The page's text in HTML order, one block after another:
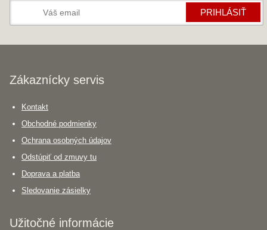
PRIHLÁSIŤ
Zákaznícky servis
Kontakt
Obchodné podmienky
Ochrana osobných údajov
Odstúpiť od zmuvy tu
Doprava a platba
Sledovanie zásielky
Užitočné informácie